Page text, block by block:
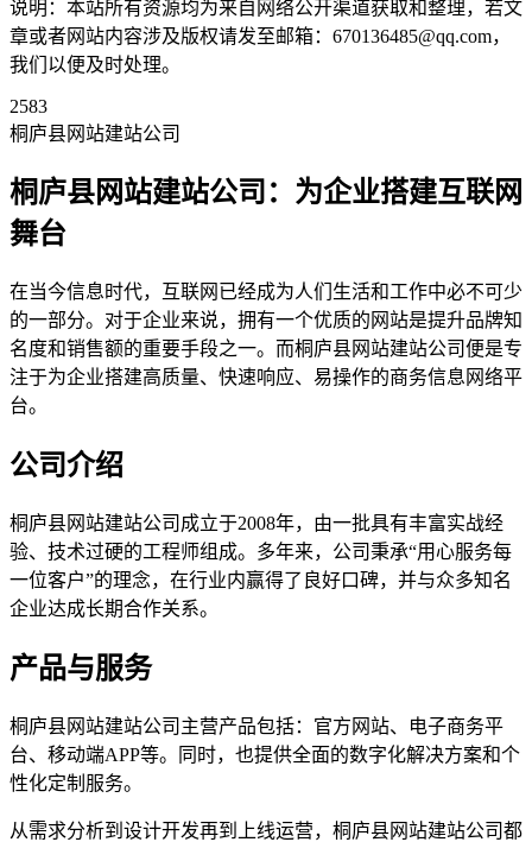
说明：本站所有资源均为来自网络公开渠道获取和整理，若文
章或者网站内容涉及版权请发至邮箱：670136485@qq.com，
我们以便及时处理。
2583
桐庐县网站建站公司
桐庐县网站建站公司：为企业搭建互联网
舞台
在当今信息时代，互联网已经成为人们生活和工作中必不可少
的一部分。对于企业来说，拥有一个优质的网站是提升品牌知
名度和销售额的重要手段之一。而桐庐县网站建站公司便是专
注于为企业搭建高质量、快速响应、易操作的商务信息网络平
台。
公司介绍
桐庐县网站建站公司成立于2008年，由一批具有丰富实战经
验、技术过硬的工程师组成。多年来，公司秉承“用心服务每
一位客户”的理念，在行业内赢得了良好口碑，并与众多知名
企业达成长期合作关系。
产品与服务
桐庐县网站建站公司主营产品包括：官方网站、电子商务平
台、移动端APP等。同时，也提供全面的数字化解决方案和个
性化定制服务。
从需求分析到设计开发再到上线运营，桐庐县网站建站公司都